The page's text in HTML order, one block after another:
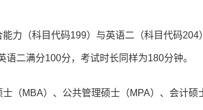
力（科目代码199）与英语二（科目代码
二满分100分，考试时长同样为180分钟。
（MBA）、公共管理硕士（MPA）、会计